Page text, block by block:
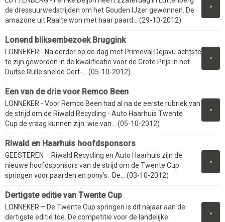
»
de dressuurwedstrijden om het Gouden IJzer gewonnen. De
amazone uit Raalte won met haar paard... (29-10-2012)
Lonend bliksembezoek Bruggink
»
LONNEKER - Na eerder op de dag met Primeval Dejavu achtste
te zijn geworden in de kwalificatie voor de Grote Prijs in het
Duitse Rulle snelde Gert-... (05-10-2012)
Een van de drie voor Remco Been
»
LONNEKER - Voor Remco Been had al na de eerste rubriek van
de strijd om de Riwald Recycling - Auto Haarhuis Twente
Cup de vraag kunnen zijn: wie van... (05-10-2012)
Riwald en Haarhuis hoofdsponsors
»
GEESTEREN – Riwald Recycling en Auto Haarhuis zijn de
nieuwe hoofdsponsors van de strijd om de Twente Cup
springen voor paarden en pony’s. De... (03-10-2012)
Dertigste editie van Twente Cup
»
LONNEKER – De Twente Cup springen is dit najaar aan de
dertigste editie toe. De competitie voor de landelijke